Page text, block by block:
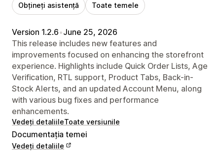
Obțineți asistență Toate temele
Version 1.2.6•June 25, 2026
This release includes new features and
improvements focused on enhancing the storefront
experience. Highlights include Quick Order Lists, Age
Verification, RTL support, Product Tabs, Back-in-
Stock Alerts, and an updated Account Menu, along
with various bug fixes and performance
enhancements.
Vedeți detaliileToate versiunile
Documentația temei
Vedeți detaliile